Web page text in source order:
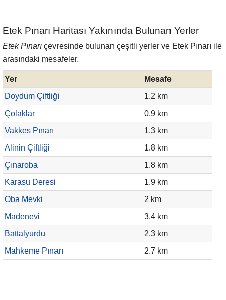
Etek Pınarı Haritası Yakınında Bulunan Yerler
Etek Pınarı çevresinde bulunan çeşitli yerler ve Etek Pınarı ile
arasındaki mesafeler.
Yer
Mesafe
Doydum Çiftliği
1.2 km
Çolaklar
0.9 km
Vakkes Pınarı
1.3 km
Alinin Çiftliği
1.8 km
Çınaroba
1.8 km
Karasu Deresi
1.9 km
Oba Mevki
2 km
Madenevi
3.4 km
Battalyurdu
2.3 km
Mahkeme Pınarı
2.7 km